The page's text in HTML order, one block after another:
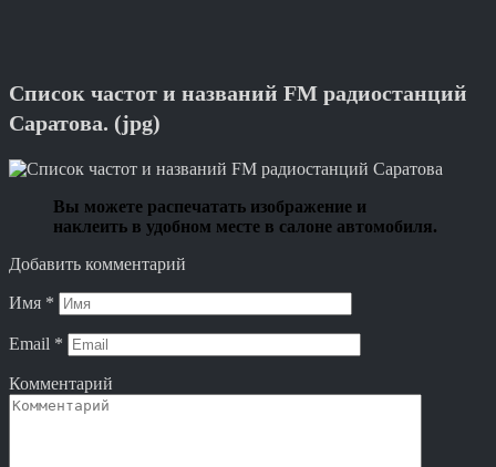
Список частот и названий FM радиостанций
Саратова. (jpg)
Вы можете распечатать изображение и
наклеить в удобном месте в салоне автомобиля.
Добавить комментарий
Имя *
Email *
Комментарий